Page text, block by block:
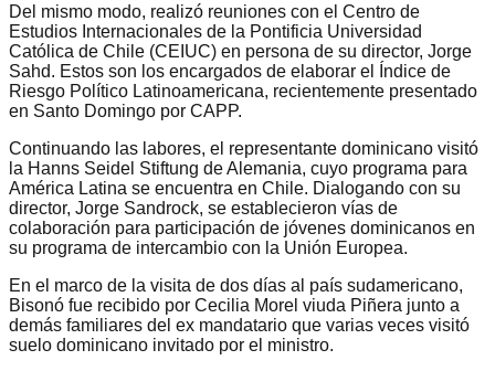
Del mismo modo, realizó reuniones con el Centro de
Estudios Internacionales de la Pontificia Universidad
Católica de Chile (CEIUC) en persona de su director, Jorge
Sahd. Estos son los encargados de elaborar el Índice de
Riesgo Político Latinoamericana, recientemente presentado
en Santo Domingo por CAPP.
Continuando las labores, el representante dominicano visitó
la Hanns Seidel Stiftung de Alemania, cuyo programa para
América Latina se encuentra en Chile. Dialogando con su
director, Jorge Sandrock, se establecieron vías de
colaboración para participación de jóvenes dominicanos en
su programa de intercambio con la Unión Europea.
En el marco de la visita de dos días al país sudamericano,
Bisonó fue recibido por Cecilia Morel viuda Piñera junto a
demás familiares del ex mandatario que varias veces visitó
suelo dominicano invitado por el ministro.